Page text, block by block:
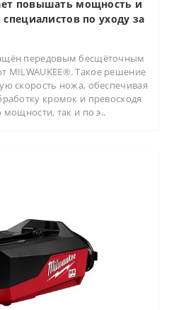
повышать мощность и
по уходу за
передовым бесщёточным
MILWAUKEE®. Такое решение
скорость ножа, обеспечивая
кромок и превосходя
мощности, так и по э..